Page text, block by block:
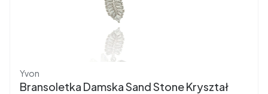
Producent
Yvon
Bransoletka Damska Sand Stone Kryształ